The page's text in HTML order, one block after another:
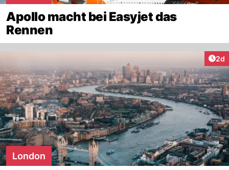
Apollo macht bei Easyjet das
Rennen
2d
London